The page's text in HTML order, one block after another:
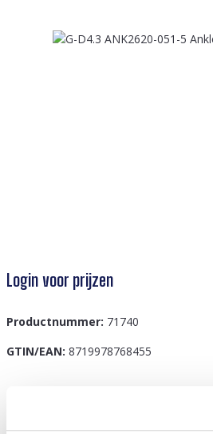
Afbeeldingengalerij overslaan
Login voor prijzen
Productnummer: 71740
GTIN/EAN: 8719978768455